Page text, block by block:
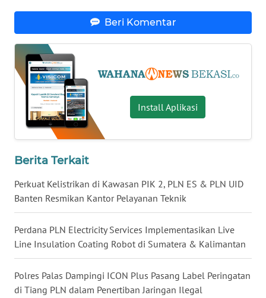
Beri Komentar
Install Aplikasi
Berita Terkait
Perkuat Kelistrikan di Kawasan PIK 2, PLN ES & PLN UID
Banten Resmikan Kantor Pelayanan Teknik
Perdana PLN Electricity Services Implementasikan Live
Line Insulation Coating Robot di Sumatera & Kalimantan
Polres Palas Dampingi ICON Plus Pasang Label Peringatan
di Tiang PLN dalam Penertiban Jaringan Ilegal
WN
KALSEL
WN
KALTIM
WN
WN
GORONTALO
WN
SULUT
WN